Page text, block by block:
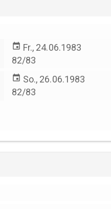
event Fr., 24.06.1983
82/83
event So., 26.06.1983
82/83